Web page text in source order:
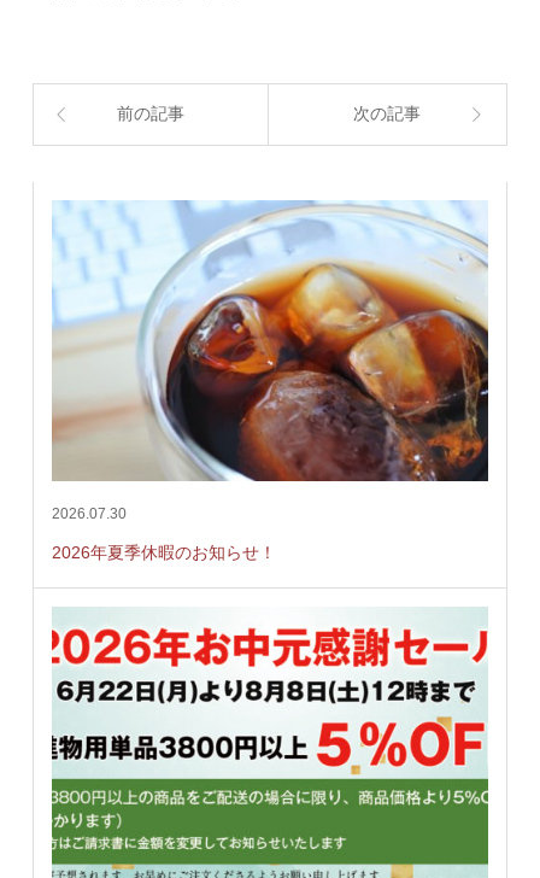
前の記事 次の記事
2026.07.30
2026年夏季休暇のお知らせ！